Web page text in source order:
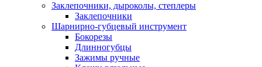
Заклепочники, дыроколы, степлеры
Заклепочники
Шарнирно-губцевый инструмент
Бокорезы
Длинногубцы
Зажимы ручные